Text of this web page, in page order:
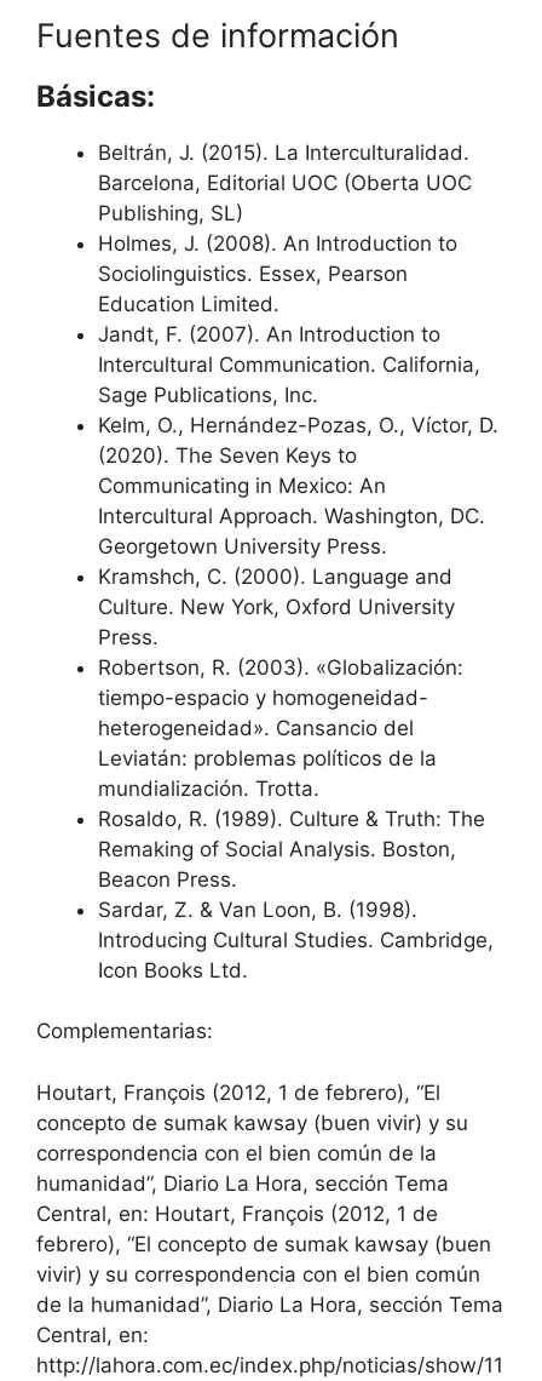
Fuentes de información
Básicas:
Beltrán, J. (2015). La Interculturalidad.
Barcelona, Editorial UOC (Oberta UOC
Publishing, SL)
Holmes, J. (2008). An Introduction to
Sociolinguistics. Essex, Pearson
Education Limited.
Jandt, F. (2007). An Introduction to
Intercultural Communication. California,
Sage Publications, Inc.
Kelm, O., Hernández-Pozas, O., Víctor, D.
(2020). The Seven Keys to
Communicating in Mexico: An
Intercultural Approach. Washington, DC.
Georgetown University Press.
Kramshch, C. (2000). Language and
Culture. New York, Oxford University
Press.
Robertson, R. (2003). «Globalización:
tiempo-espacio y homogeneidad-
heterogeneidad». Cansancio del
Leviatán: problemas políticos de la
mundialización. Trotta.
Rosaldo, R. (1989). Culture & Truth: The
Remaking of Social Analysis. Boston,
Beacon Press.
Sardar, Z. & Van Loon, B. (1998).
Introducing Cultural Studies. Cambridge,
Icon Books Ltd.
Complementarias:
Houtart, François (2012, 1 de febrero), “El
concepto de sumak kawsay (buen vivir) y su
correspondencia con el bien común de la
humanidad”, Diario La Hora, sección Tema
Central, en: Houtart, François (2012, 1 de
febrero), “El concepto de sumak kawsay (buen
vivir) y su correspondencia con el bien común
de la humanidad”, Diario La Hora, sección Tema
Central, en:
http://lahora.com.ec/index.php/noticias/show/11